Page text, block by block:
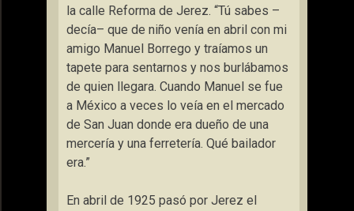
la calle Reforma de Jerez. “Tú sabes –
decía– que de niño venía en abril con mi
amigo Manuel Borrego y traíamos un
tapete para sentarnos y nos burlábamos
de quien llegara. Cuando Manuel se fue
a México a veces lo veía en el mercado
de San Juan donde era dueño de una
mercería y una ferretería. Qué bailador
era.”
En abril de 1925 pasó por Jerez el